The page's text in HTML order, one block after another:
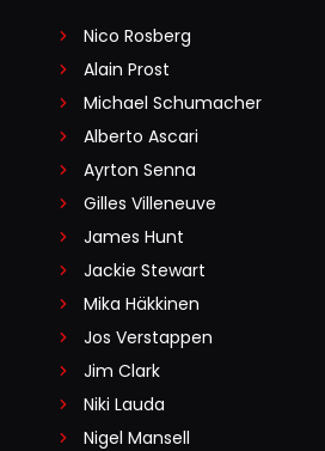
Nico Rosberg
Alain Prost
Michael Schumacher
Alberto Ascari
Ayrton Senna
Gilles Villeneuve
James Hunt
Jackie Stewart
Mika Häkkinen
Jos Verstappen
Jim Clark
Niki Lauda
Nigel Mansell